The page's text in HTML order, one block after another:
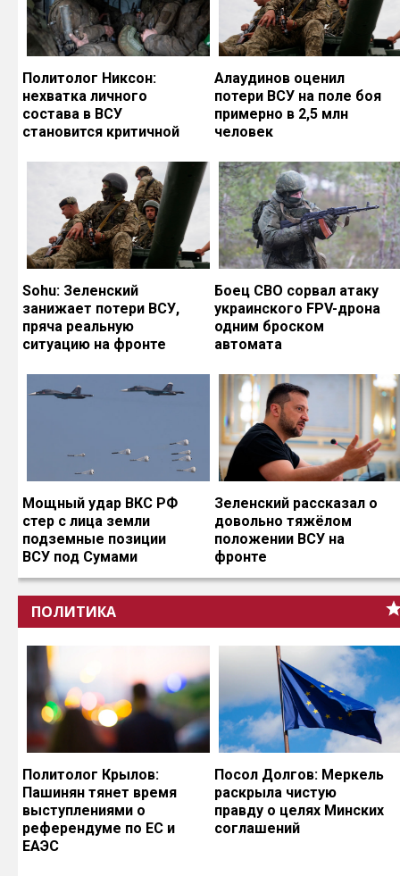
Политолог Никсон:
нехватка личного
состава в ВСУ
становится критичной
Алаудинов оценил
потери ВСУ на поле боя
примерно в 2,5 млн
человек
Sohu: Зеленский
занижает потери ВСУ,
пряча реальную
ситуацию на фронте
Боец СВО сорвал атаку
украинского FPV-дрона
одним броском
автомата
Мощный удар ВКС РФ
стер с лица земли
подземные позиции
ВСУ под Сумами
Зеленский рассказал о
довольно тяжёлом
положении ВСУ на
фронте
ПОЛИТИКА
Политолог Крылов:
Пашинян тянет время
выступлениями о
референдуме по ЕС и
ЕАЭС
Посол Долгов: Меркель
раскрыла чистую
правду о целях Минских
соглашений